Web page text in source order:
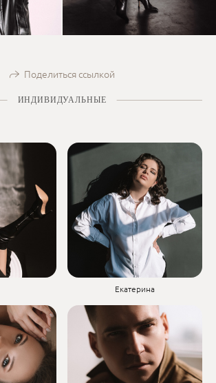
Поделиться ссылкой
ИНДИВИДУАЛЬНЫЕ
Екатерина